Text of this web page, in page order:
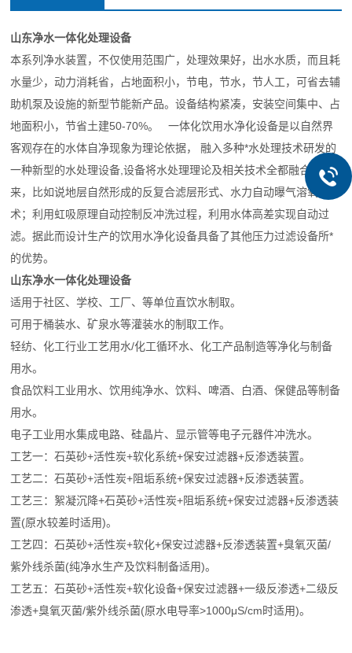
山东净水一体化处理设备
本系列净水装置，不仅使用范围广，处理效果好，出水水质，而且耗
水量少，动力消耗省，占地面积小，节电，节水，节人工，可省去辅
助机泵及设施的新型节能新产品。设备结构紧凑，安装空间集中、占
地面积小，节省土建50-70%。 一体化饮用水净化设备是以自然界
客观存在的水体自净现象为理论依据， 融入多种*水处理技术研发的
一种新型的水处理设备,设备将水处理理论及相关技术全都融合进
来，比如说地层自然形成的反复合滤层形式、水力自动曝气溶氧技
术；利用虹吸原理自动控制反冲洗过程，利用水体高差实现自动过
滤。据此而设计生产的饮用水净化设备具备了其他压力过滤设备所*
的优势。
山东净水一体化处理设备
适用于社区、学校、工厂、等单位直饮水制取。
可用于桶装水、矿泉水等灌装水的制取工作。
轻纺、化工行业工艺用水/化工循环水、化工产品制造等净化与制备
用水。
食品饮料工业用水、饮用纯净水、饮料、啤酒、白酒、保健品等制备
用水。
电子工业用水集成电路、硅晶片、显示管等电子元器件冲洗水。
工艺一：石英砂+活性炭+软化系统+保安过滤器+反渗透装置。
工艺二：石英砂+活性炭+阻垢系统+保安过滤器+反渗透装置。
工艺三：絮凝沉降+石英砂+活性炭+阻垢系统+保安过滤器+反渗透装
置(原水较差时适用)。
工艺四：石英砂+活性炭+软化+保安过滤器+反渗透装置+臭氧灭菌/
紫外线杀菌(纯净水生产及饮料制备适用)。
工艺五：石英砂+活性炭+软化设备+保安过滤器+一级反渗透+二级反
渗透+臭氧灭菌/紫外线杀菌(原水电导率>1000μS/cm时适用)。